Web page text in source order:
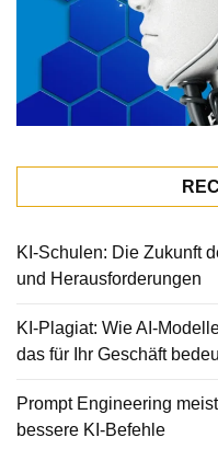
KI-Schulen: Die Zukunft
und Herausforderungen
KI-Plagiat: Wie AI-
das für Ihr Geschäft
Prompt Engineering
bessere KI-Befehle